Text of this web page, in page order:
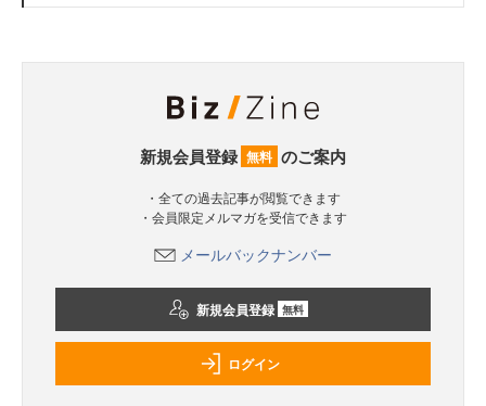
新規会員登録 無料 のご案内
・全ての過去記事が閲覧できます
・会員限定メルマガを受信できます
メールバックナンバー
新規会員登録 無料
ログイン